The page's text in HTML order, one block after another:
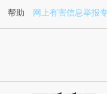
帮助 网上有害信息举报